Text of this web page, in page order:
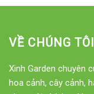
VỀ CHÚNG TÔI
Xinh Garden chuyên
hoa cảnh, cây cảnh,